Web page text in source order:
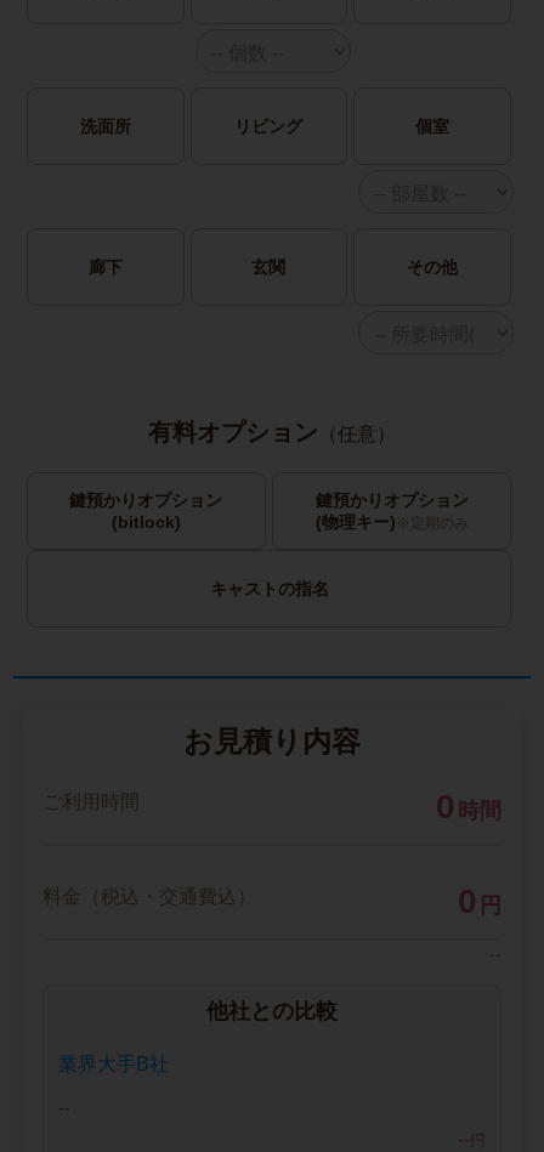
洗面所 リビング 個室
廊下 玄関 その他
有料オプション （任意）
鍵預かりオプション
(bitlock)
鍵預かりオプション
(物理キー) ※定期のみ
キャストの指名
お見積り内容
ご利用時間 0 時間
料金（税込・交通費込） 0 円
--
他社との比較
業界大手B社
--
-- 円